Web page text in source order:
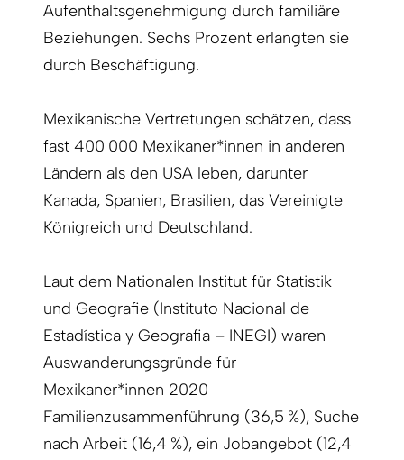
Aufenthaltsgenehmigung durch familiäre
Beziehungen. Sechs Prozent erlangten sie
durch Beschäftigung.
Mexikanische Vertretungen schätzen, dass
fast 400 000 Mexikaner*innen in anderen
Ländern als den USA leben, darunter
Kanada, Spanien, Brasilien, das Vereinigte
Königreich und Deutschland.
Laut dem Nationalen Institut für Statistik
und Geografie (Instituto Nacional de
Estadística y Geografia – INEGI) waren
Auswanderungsgründe für
Mexikaner*innen 2020
Familienzusammenführung (36,5 %), Suche
nach Arbeit (16,4 %), ein Jobangebot (12,4